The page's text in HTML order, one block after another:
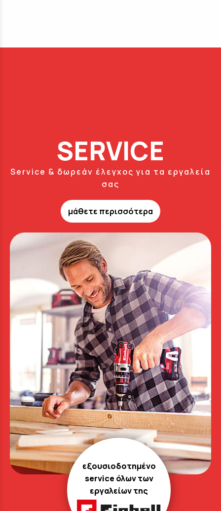
SERVICE
Service & δωρεάν έλεγχος για τα εργαλεία
σας
μάθετε περισσότερα
εξουσιοδοτημένο
service όλων των
εργαλείων της